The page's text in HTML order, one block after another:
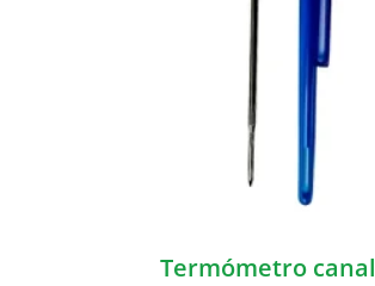
Termómetro canal